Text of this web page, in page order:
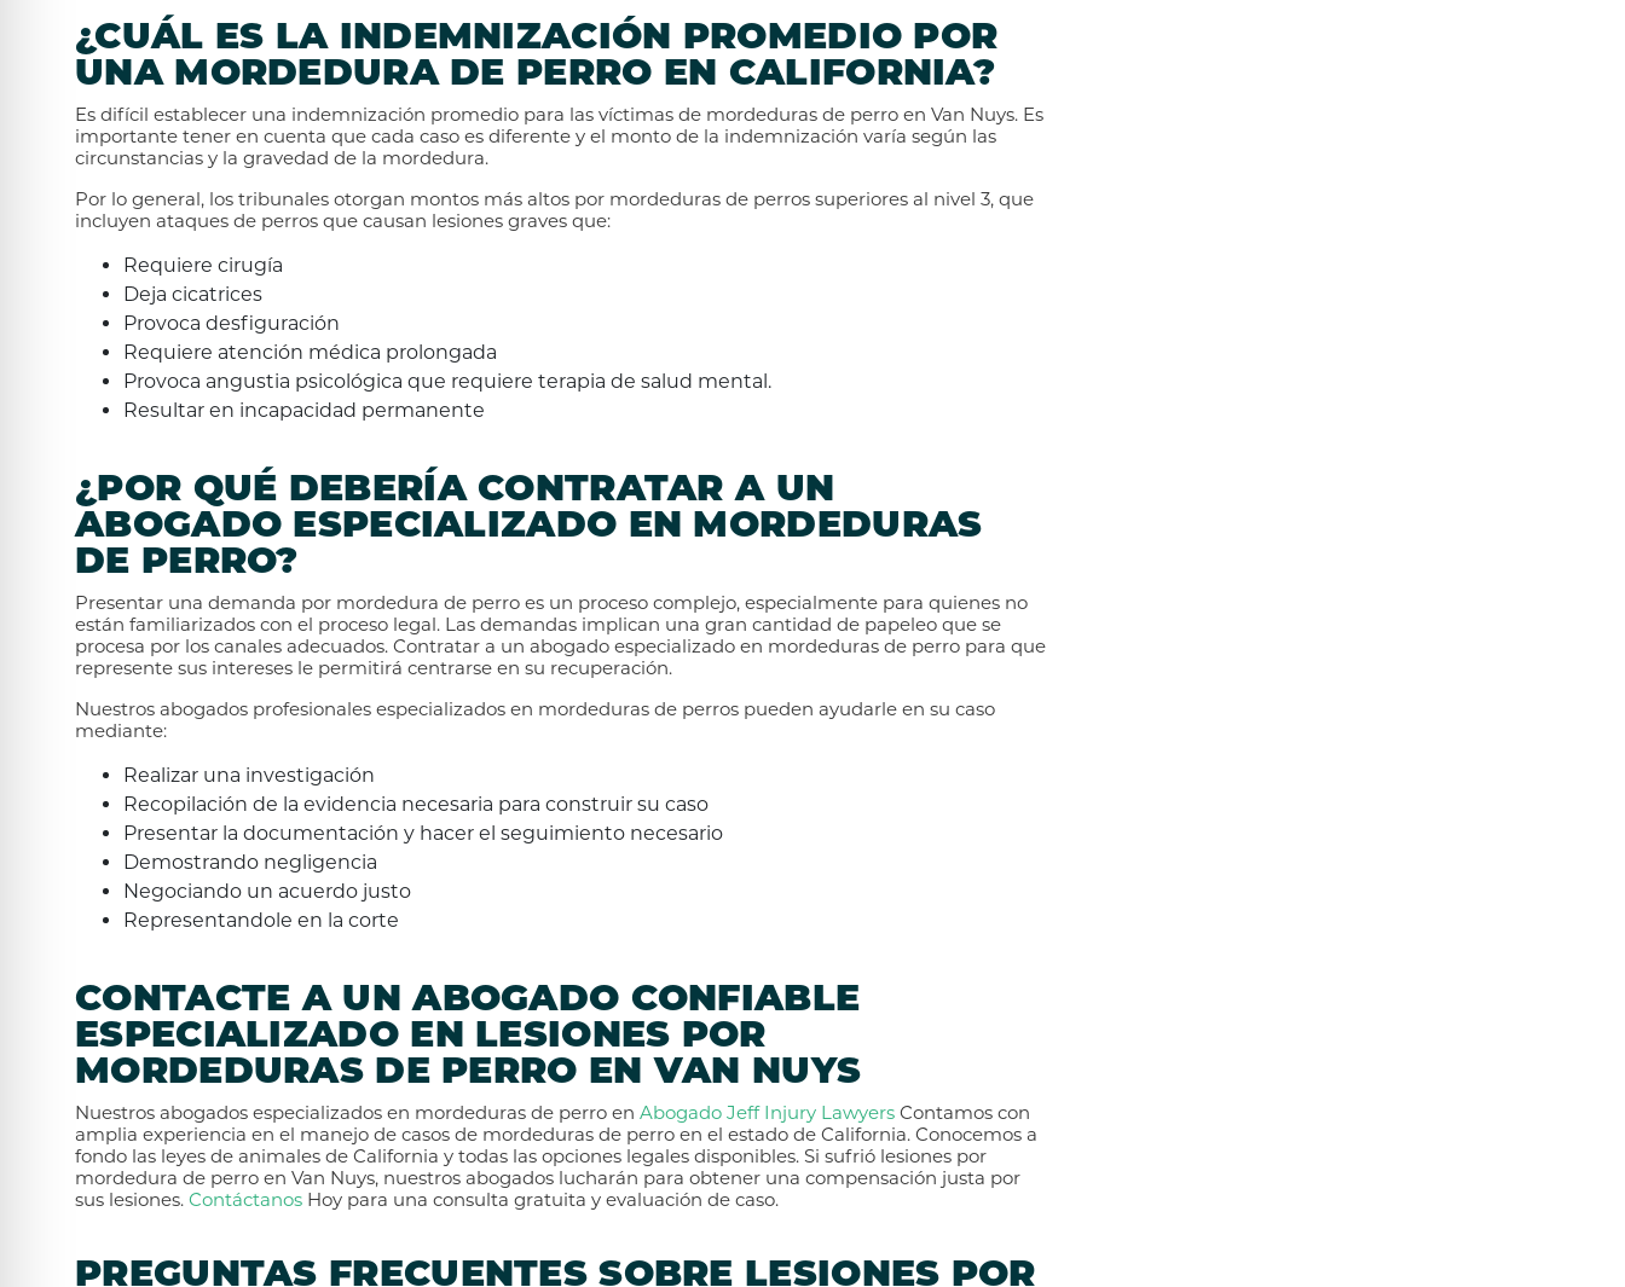
¿CUÁL ES LA INDEMNIZACIÓN PROMEDIO POR
UNA MORDEDURA DE PERRO EN CALIFORNIA?
Es difícil establecer una indemnización promedio para las víctimas de mordeduras de perro en Van Nuys. Es
importante tener en cuenta que cada caso es diferente y el monto de la indemnización varía según las
circunstancias y la gravedad de la mordedura.
Por lo general, los tribunales otorgan montos más altos por mordeduras de perros superiores al nivel 3, que
incluyen ataques de perros que causan lesiones graves que:
Requiere cirugía
Deja cicatrices
Provoca desfiguración
Requiere atención médica prolongada
Provoca angustia psicológica que requiere terapia de salud mental.
Resultar en incapacidad permanente
¿POR QUÉ DEBERÍA CONTRATAR A UN
ABOGADO ESPECIALIZADO EN MORDEDURAS
DE PERRO?
Presentar una demanda por mordedura de perro es un proceso complejo, especialmente para quienes no
están familiarizados con el proceso legal. Las demandas implican una gran cantidad de papeleo que se
procesa por los canales adecuados. Contratar a un abogado especializado en mordeduras de perro para que
represente sus intereses le permitirá centrarse en su recuperación.
Nuestros abogados profesionales especializados en mordeduras de perros pueden ayudarle en su caso
mediante:
Realizar una investigación
Recopilación de la evidencia necesaria para construir su caso
Presentar la documentación y hacer el seguimiento necesario
Demostrando negligencia
Negociando un acuerdo justo
Representandole en la corte
CONTACTE A UN ABOGADO CONFIABLE
ESPECIALIZADO EN LESIONES POR
MORDEDURAS DE PERRO EN VAN NUYS
Nuestros abogados especializados en mordeduras de perro en Abogado Jeff Injury Lawyers Contamos con
amplia experiencia en el manejo de casos de mordeduras de perro en el estado de California. Conocemos a
fondo las leyes de animales de California y todas las opciones legales disponibles. Si sufrió lesiones por
mordedura de perro en Van Nuys, nuestros abogados lucharán para obtener una compensación justa por
sus lesiones. Contáctanos Hoy para una consulta gratuita y evaluación de caso.
PREGUNTAS FRECUENTES SOBRE LESIONES POR